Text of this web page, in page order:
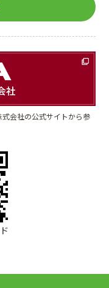
会社の公式サイトから参